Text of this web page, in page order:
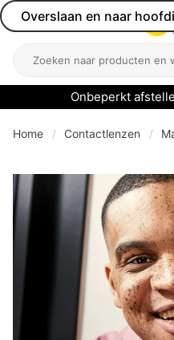
Overslaan en naar
Open menu
Zoeken
Onbeperkt
menu
Home Contactlenzen